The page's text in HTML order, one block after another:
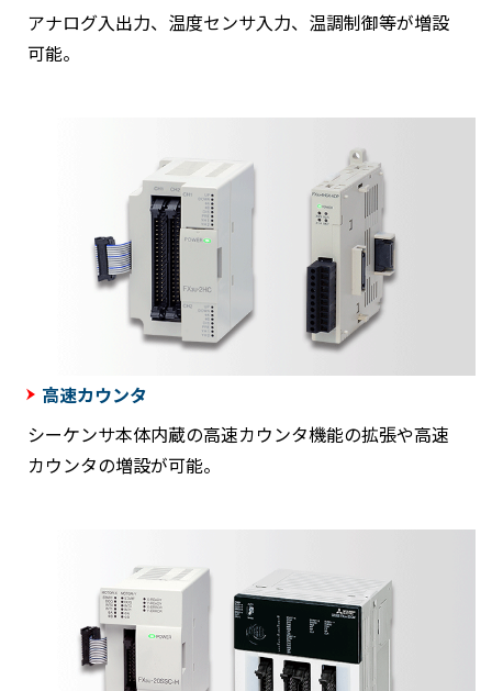
アナログ入出力、温度センサ入力、温調制御等が増設
可能。
高速カウンタ
シーケンサ本体内蔵の高速カウンタ機能の拡張や高速
カウンタの増設が可能。